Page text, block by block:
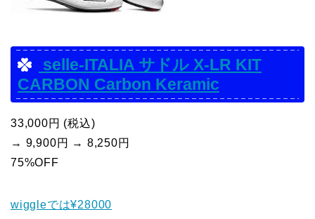
selle-ITALIA サドル X-LR KIT
CARBON Carbon Keramic
33,000円 (税込)
→ 9,900円 → 8,250円
75%OFF
wiggleでは¥28000